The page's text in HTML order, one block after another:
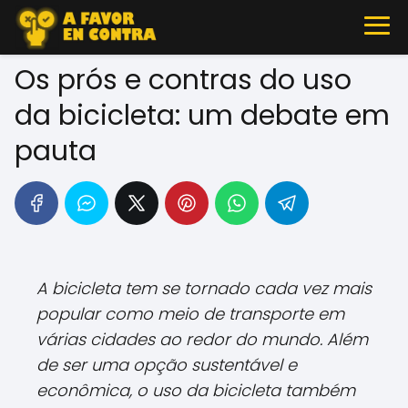
Os prós e contras do uso
da bicicleta: um debate em
pauta
A bicicleta tem se tornado cada vez mais
popular como meio de transporte em
várias cidades ao redor do mundo. Além
de ser uma opção sustentável e
econômica, o uso da bicicleta também